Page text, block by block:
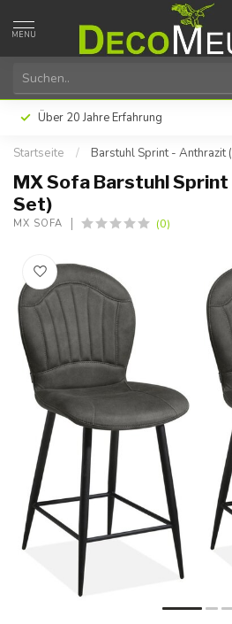
MENU
oder in Raten mit Klarna
Startseite / Barstuhl Sprint - Anthrazit
MX Sofa Barstuhl
Set)
MX SOFA (0)